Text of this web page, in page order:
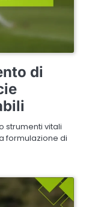
di
strumenti vitali
formulazione di